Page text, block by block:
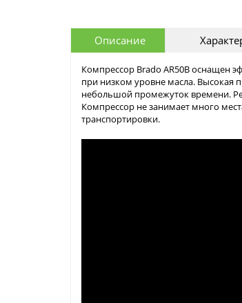
Описание
Компрессор Brado AR50B оснащен
при низком уровне масла. Высокая
небольшой промежуток времени.
Компрессор не занимает много
транспортировки.